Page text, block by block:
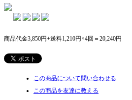
商品代金3,850円+送料1,210円×4回＝20,240円
この商品について問い合わせる
この商品を友達に教える